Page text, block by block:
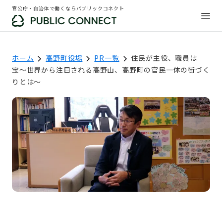
官公庁・自治体で働くならパブリックコネクト
ホーム 高野町役場 PR一覧
住民が主役、職員は
宝〜世界から注目される高野山、高野町の官民一体の街づく
りとは〜